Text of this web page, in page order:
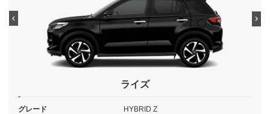
ライズ
グレード HYBRID Z